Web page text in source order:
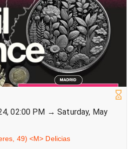
02:00 PM → Saturday, May
49) <M> Delicias